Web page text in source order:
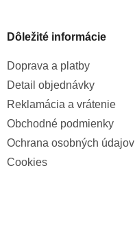
Dôležité informácie
Doprava a platby
Detail objednávky
Reklamácia a vrátenie
Obchodné podmienky
Ochrana osobných údajov
Cookies